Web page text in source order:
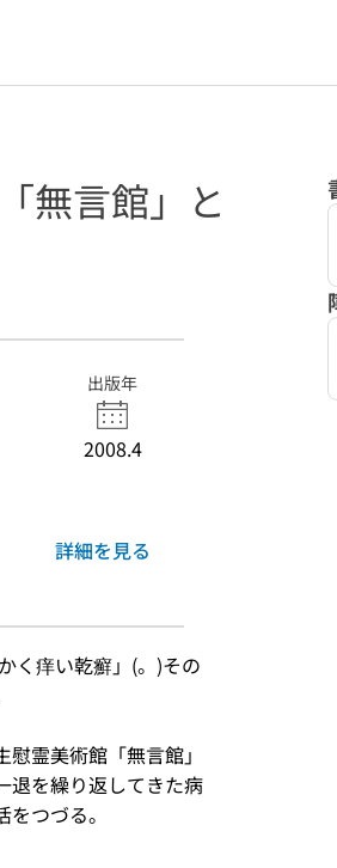
無言館」と
出版年
2008.4
詳細を見る
く痒い乾癬」(。)その
霊美術館「無言館」
退を繰り返してきた病
つづる。